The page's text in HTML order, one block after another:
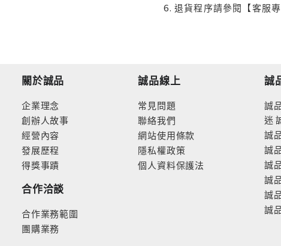
退貨程序請參閱【客服
關於誠品
企業理念
創辦人故事
經營內容
發展歷程
得獎事蹟
合作洽談
合作業務範圍
團購業務
誠品線上
常見問題
聯絡我們
網站使用條款
隱私權政策
個人資料保護法
誠
誠
迷
誠
誠
誠
誠
誠
誠